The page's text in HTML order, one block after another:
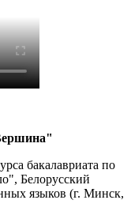
бакалавриата по
Белорусский
языков (г. Минск,